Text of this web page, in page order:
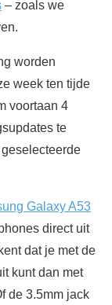
– zoals we
worden
week ten tijde
voortaan 4
te
Galaxy A53
direct uit
dat je met de
kunt dan met
de 3.5mm jack